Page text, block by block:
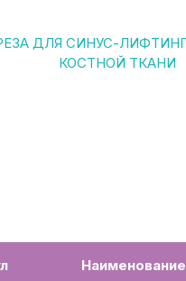
Наименование